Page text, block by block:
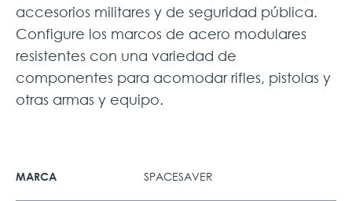
accesorios militares y de seguridad pública.
Configure los marcos de acero modulares
resistentes con una variedad de
componentes para acomodar rifles, pistolas y
otras armas y equipo.
MARCA SPACESAVER